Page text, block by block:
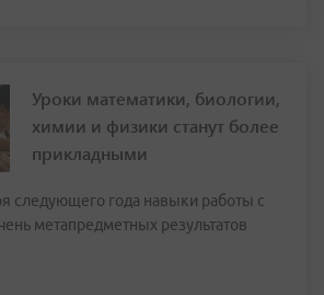
Уроки математики, биологии,
химии и физики станут более
прикладными
следующего года навыки работы с
метапредметных результатов